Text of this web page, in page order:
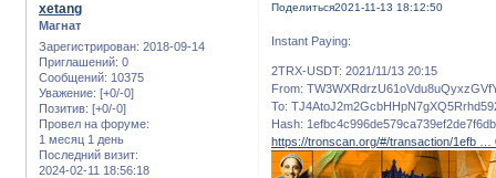
Поделиться2021-11-13 18:12:50
xetang
Магнат
Зарегистрирован: 2018-09-14
Приглашений: 0
Сообщений: 10375
Уважение: [+0/-0]
Позитив: [+0/-0]
Провел на форуме:
1 месяц 1 день
Последний визит:
2024-02-11 18:56:18
Instant Paying:
2TRX-USDT: 2021/11/13 20:15
From:
To:
Hash:
https://tronscan.org/#/transaction/1efb …